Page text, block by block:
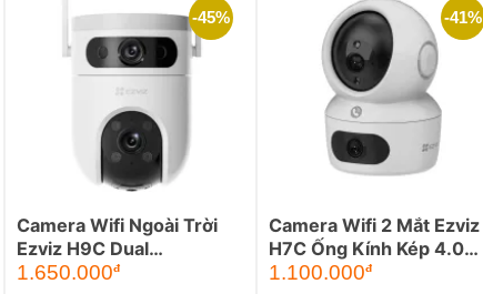
-45%
Camera Wifi Ngoài Trời
Ezviz H9C Dual
(5MP+5MP)
Giá
gốc
1.650.000đGiá
-41%
Camera Wifi 2 Mắt Ezviz
H7C Ống Kính Kép 4.0
MP
Giá
gốc
1.100.000đGiá